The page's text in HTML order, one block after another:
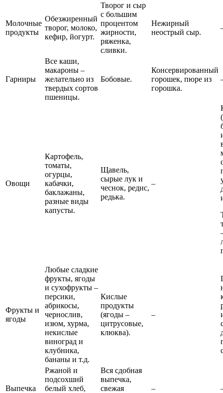
Молочные
продукты
Обезжиренный
творог, молоко,
кефир, йогурт.
Творог и сыр
с большим
процентом
жирности,
ряженка,
сливки.
Нежирный
неострый сыр.
Гарниры
Все каши,
макароны –
желательно из
твердых сортов
пшеницы.
Бобовые.
Консервированный
горошек, пюре из
горошка.
Овощи
Картофель,
томаты,
огурцы,
кабачки,
баклажаны,
разные виды
капусты.
Щавель,
сырые лук и
чеснок, редис,
редька.
–
Фрукты и
ягоды
Любые сладкие
фрукты, ягоды
и сухофрукты –
персики,
абрикосы,
чернослив,
изюм, хурма,
некислые
виноград и
клубника,
бананы и т.д.
Кислые
продукты
(ягоды –
цитрусовые,
клюква).
–
Выпечка
Ржаной и
подсохший
белый хлеб,
Вся сдобная
выпечка,
свежая
–